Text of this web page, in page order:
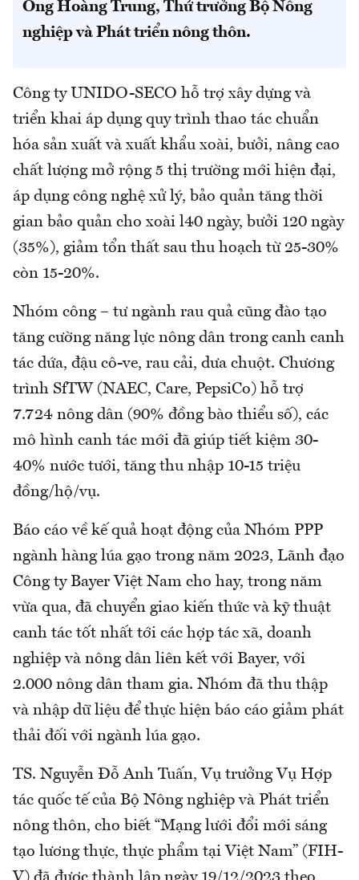
Ông Hoàng Trung, Thứ trưởng Bộ Nông
nghiệp và Phát triển nông thôn.
Công ty UNIDO-SECO hỗ trợ xây dựng và
triển khai áp dụng quy trình thao tác chuẩn
hóa sản xuất và xuất khẩu xoài, bưởi, nâng cao
chất lượng mở rộng 5 thị trường mới hiện đại,
áp dụng công nghệ xử lý, bảo quản tăng thời
gian bảo quản cho xoài l40 ngày, bưởi 120 ngày
(35%), giảm tổn thất sau thu hoạch từ 25-30%
còn 15-20%.
Nhóm công – tư ngành rau quả cũng đào tạo
tăng cường năng lực nông dân trong canh canh
tác dứa, đậu cô-ve, rau cải, dưa chuột. Chương
trình SfTW (NAEC, Care, PepsiCo) hỗ trợ
7.724 nông dân (90% đồng bào thiểu số), các
mô hình canh tác mới đã giúp tiết kiệm 30-
40% nước tưới, tăng thu nhập 10-15 triệu
đồng/hộ/vụ.
Báo cáo về kế quả hoạt động của Nhóm PPP
ngành hàng lúa gạo trong năm 2023, Lãnh đạo
Công ty Bayer Việt Nam cho hay, trong năm
vừa qua, đã chuyển giao kiến thức và kỹ thuật
canh tác tốt nhất tới các hợp tác xã, doanh
nghiệp và nông dân liên kết với Bayer, với
2.000 nông dân tham gia. Nhóm đã thu thập
và nhập dữ liệu để thực hiện báo cáo giảm phát
thải đối với ngành lúa gạo.
TS. Nguyễn Đỗ Anh Tuấn, Vụ trưởng Vụ Hợp
tác quốc tế của Bộ Nông nghiệp và Phát triển
nông thôn, cho biết “Mạng lưới đổi mới sáng
tạo lương thực, thực phẩm tại Việt Nam” (FIH-